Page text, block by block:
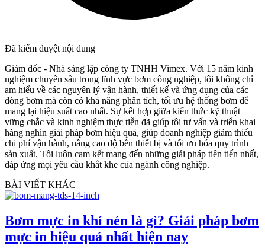
Đã kiểm duyệt nội dung
Giám đốc - Nhà sáng lập công ty TNHH Vimex. Với 15 năm kinh
nghiệm chuyên sâu trong lĩnh vực bơm công nghiệp, tôi không chỉ
am hiểu về các nguyên lý vận hành, thiết kế và ứng dụng của các
dòng bơm mà còn có khả năng phân tích, tối ưu hệ thống bơm để
mang lại hiệu suất cao nhất. Sự kết hợp giữa kiến thức kỹ thuật
vững chắc và kinh nghiệm thực tiễn đã giúp tôi tư vấn và triển khai
hàng nghìn giải pháp bơm hiệu quả, giúp doanh nghiệp giảm thiểu
chi phí vận hành, nâng cao độ bền thiết bị và tối ưu hóa quy trình
sản xuất. Tôi luôn cam kết mang đến những giải pháp tiên tiến nhất,
đáp ứng mọi yêu cầu khắt khe của ngành công nghiệp.
BÀI VIẾT KHÁC
Bơm mực in khí nén là gì? Giải pháp bơm
mực in hiệu quả nhất hiện nay